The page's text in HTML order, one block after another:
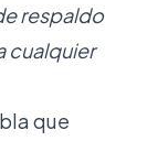
respaldo
cualquier
que